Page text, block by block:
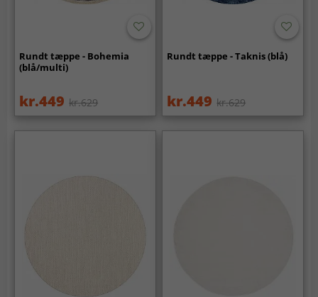
Rundt tæppe - Bohemia
(blå/multi)
kr.449 kr.629
Rundt tæppe - Taknis (blå)
kr.449 kr.629